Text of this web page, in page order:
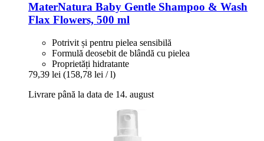
MaterNatura Baby Gentle Shampoo & Wash
Flax Flowers, 500 ml
Potrivit și pentru pielea sensibilă
Formulă deosebit de blândă cu pielea
Proprietăți hidratante
79,39 lei (158,78 lei / l)
Livrare până la data de 14. august